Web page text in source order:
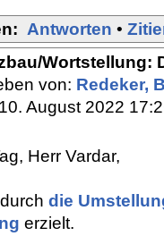
Antworten •
Wortstellung:
von: Redeker,
August 2022
Herr Vardar,
die
erzielt.